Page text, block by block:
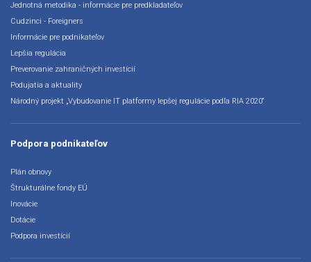
Jednotná metodika - informácie pre predkladateľov
Cudzinci - Foreigners
Informácie pre podnikateľov
Lepšia regulácia
Preverovanie zahraničných investícií
Podujatia a aktuality
Národný projekt „Vybudovanie IT platformy lepšej regulácie podľa RIA 2020“
Podpora podnikateľov
Plán obnovy
Štrukturálne fondy EÚ
Inovácie
Dotácie
Podpora investícií